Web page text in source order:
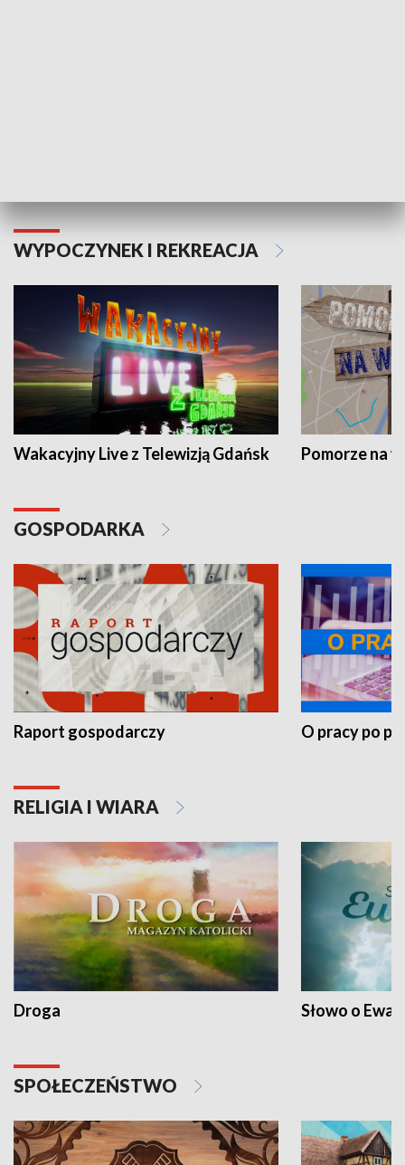
WYPOCZYNEK I REKREACJA
Wakacyjny Live z Telewizją Gdańsk Pomorze na
GOSPODARKA
Raport gospodarczy O pracy po
RELIGIA I WIARA
Droga Słowo o
SPOŁECZEŃSTWO